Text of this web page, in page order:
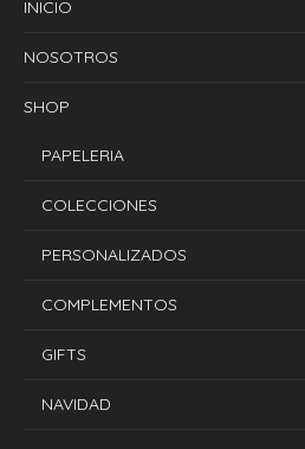
INICIO
NOSOTROS
SHOP
PAPELERIA
COLECCIONES
PERSONALIZADOS
COMPLEMENTOS
GIFTS
NAVIDAD